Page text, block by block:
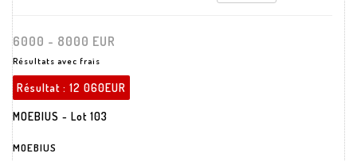
6000 - 8000 EUR
Résultats avec frais
Résultat : 12 060EUR
MOEBIUS - Lot 103
MOEBIUS